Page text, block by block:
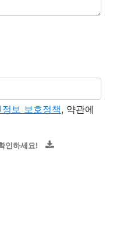
보 보호정책, 약관에
인하세요!